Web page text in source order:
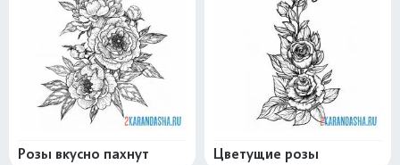
Розы вкусно пахнут Цветущие розы